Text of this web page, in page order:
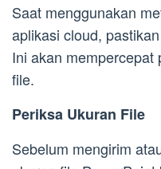
Saat menggunakan
aplikasi cloud,
Ini akan mempercepat
file.
Periksa Ukuran File
Sebelum mengirim